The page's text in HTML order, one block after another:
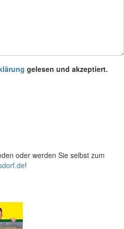
gelesen und akzeptiert.
oder werden Sie selbst zum
!